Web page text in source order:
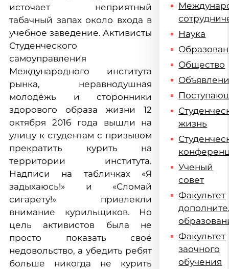
источает неприятный
табачный запах около входа в
учебное заведение. Активисты
Студенческого
самоуправления
Международного института
рынка, неравнодушная
молодёжь и сторонники
здорового образа жизни 12
октября 2016 года вышли на
улицу к студентам с призывом
прекратить курить на
территории института.
Надписи на табличках «Я
задыхаюсь!» и «Сломай
сигарету!» привлекли
внимание курильщиков. Но
цель активистов была не
просто показать своё
недовольство, а убедить ребят
больше никогда не курить
Наука
Общество
жизнь
Ученый
совет
Факультет
Факультет
заочного
обучения